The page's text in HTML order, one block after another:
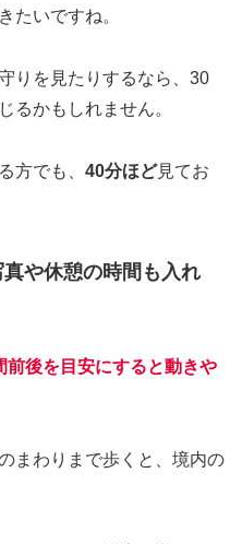
たいですね。
りを見たりするなら、30
るかもしれません。
方でも、 40分ほど見てお
や休憩の時間も入れ
後を目安にすると動きや
まわりまで歩くと、境内の